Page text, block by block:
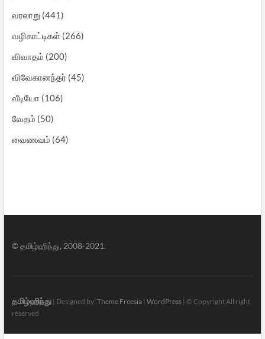
வரலாறு(441)
வழிகாட்டிகள்(266)
விவாதம் (200)
விவேகானந்தர் (45)
வீடியோ (106)
வேதம் (50)
வைணவம் (64)
© தமிழ்ஹிந்து, 2008-2021.
தமிழ்ஹிந்து| Designed by: Theme Freesia| WordPress| © Copyright All right
reserved